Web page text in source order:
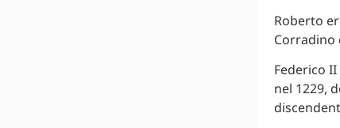
Roberto
Corradino
Federico
nel 1229,